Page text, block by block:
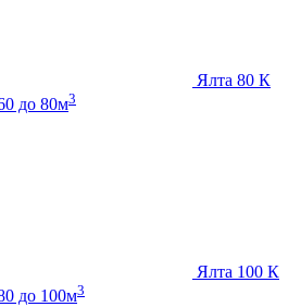
Ялта 80 К
до 80м3
Ялта 100 К
до 100м3